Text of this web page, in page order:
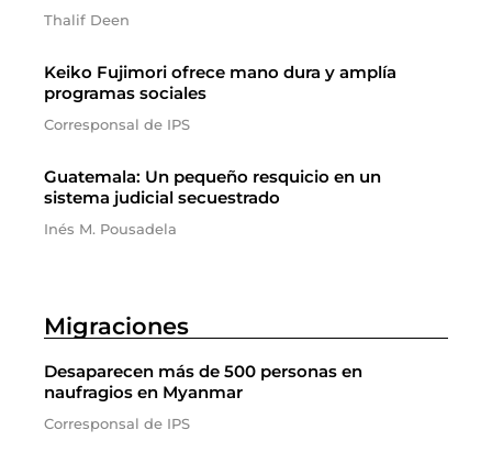
Thalif Deen
Keiko Fujimori ofrece mano dura y amplía
programas sociales
Corresponsal de IPS
Guatemala: Un pequeño resquicio en un
sistema judicial secuestrado
Inés M. Pousadela
Migraciones
Desaparecen más de 500 personas en
naufragios en Myanmar
Corresponsal de IPS